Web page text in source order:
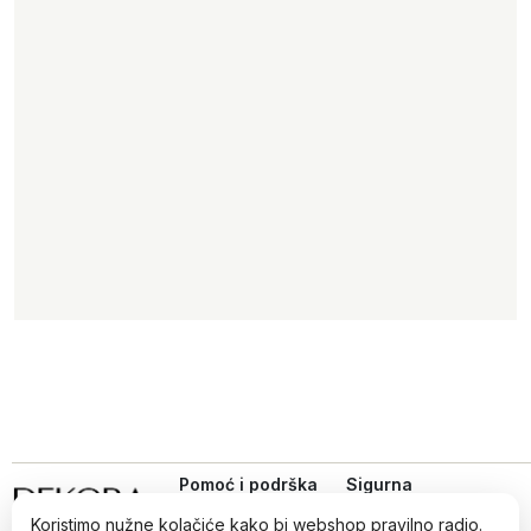
Pomoć i podrška
Sigurna
kupovina
Koristimo nužne kolačiće kako bi webshop pravilno radio.